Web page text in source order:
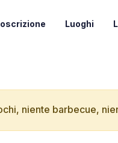
Luoghi
niente barbecue,